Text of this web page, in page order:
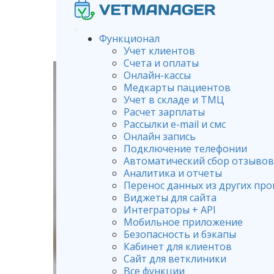
Функционал
Учет клиентов
Счета и оплаты
Онлайн-кассы
Медкарты пациентов
Учет в складе и ТМЦ
Расчет зарплаты
Рассылки e-mail и смс
Онлайн запись
Подключение телефонии
Автоматический сбор отзывов
Аналитика и отчеты
Перенос данных из других
Виджеты для сайта
Интеграторы + API
Мобильное приложение
Безопасность и бэкапы
Кабинет для клиентов
Сайт для ветклиники
Все функции